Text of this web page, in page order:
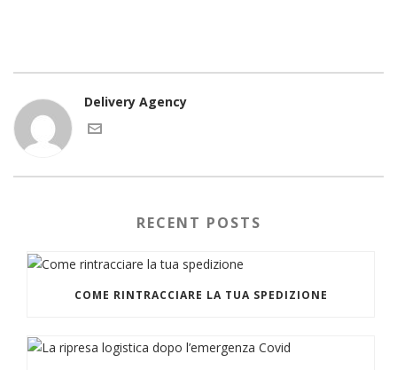
Delivery Agency
RECENT POSTS
COME RINTRACCIARE LA TUA SPEDIZIONE